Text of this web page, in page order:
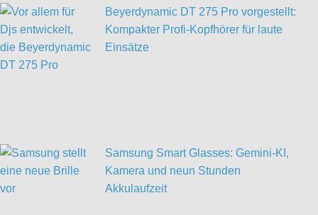
Beyerdynamic DT 275 Pro vorgestellt:
Kompakter Profi-Kopfhörer für laute
Einsätze
Samsung Smart Glasses: Gemini-KI,
Kamera und neun Stunden
Akkulaufzeit